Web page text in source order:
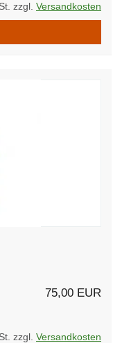
zzgl. Versandkosten
75,00 EUR
zzgl. Versandkosten